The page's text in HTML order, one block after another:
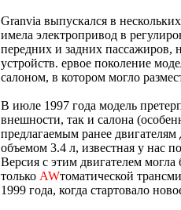
Granvia выпускался в
имела электропривод в
передних и задних пассажиров,
устройств. ервое поколение
салоном, в котором могло
В июле 1997 года модель
внешности, так и салона
предлагаемым ранее
объемом 3.4 л, известная у нас
Версия с этим двигателем
только AWтоматической
1999 года, когда стартовало